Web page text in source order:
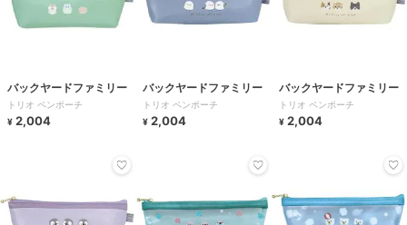
バックヤードファミリー
トリオ ペンポーチ
¥ 2,004
バックヤードファミリー
トリオ ペンポーチ
¥ 2,004
バックヤードファミリー
トリオ ペンポーチ
¥ 2,004